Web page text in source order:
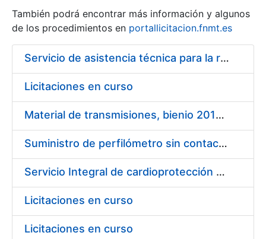
También podrá encontrar más información y algunos
de los procedimientos en portallicitacion.fnmt.es
Servicio de asistencia técnica para la realización de trabajos de pintura en la Fábrica de papel de Burgos durante el año 2014
Licitaciones en curso
Material de transmisiones, bienio 2014 – 2015
Suministro de perfilómetro sin contacto para Laboratorio
Servicio Integral de cardioprotección para FNMT-RCM
Licitaciones en curso
Licitaciones en curso